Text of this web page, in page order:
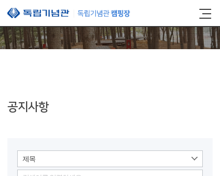
본문 바로가기
공지사항
제목